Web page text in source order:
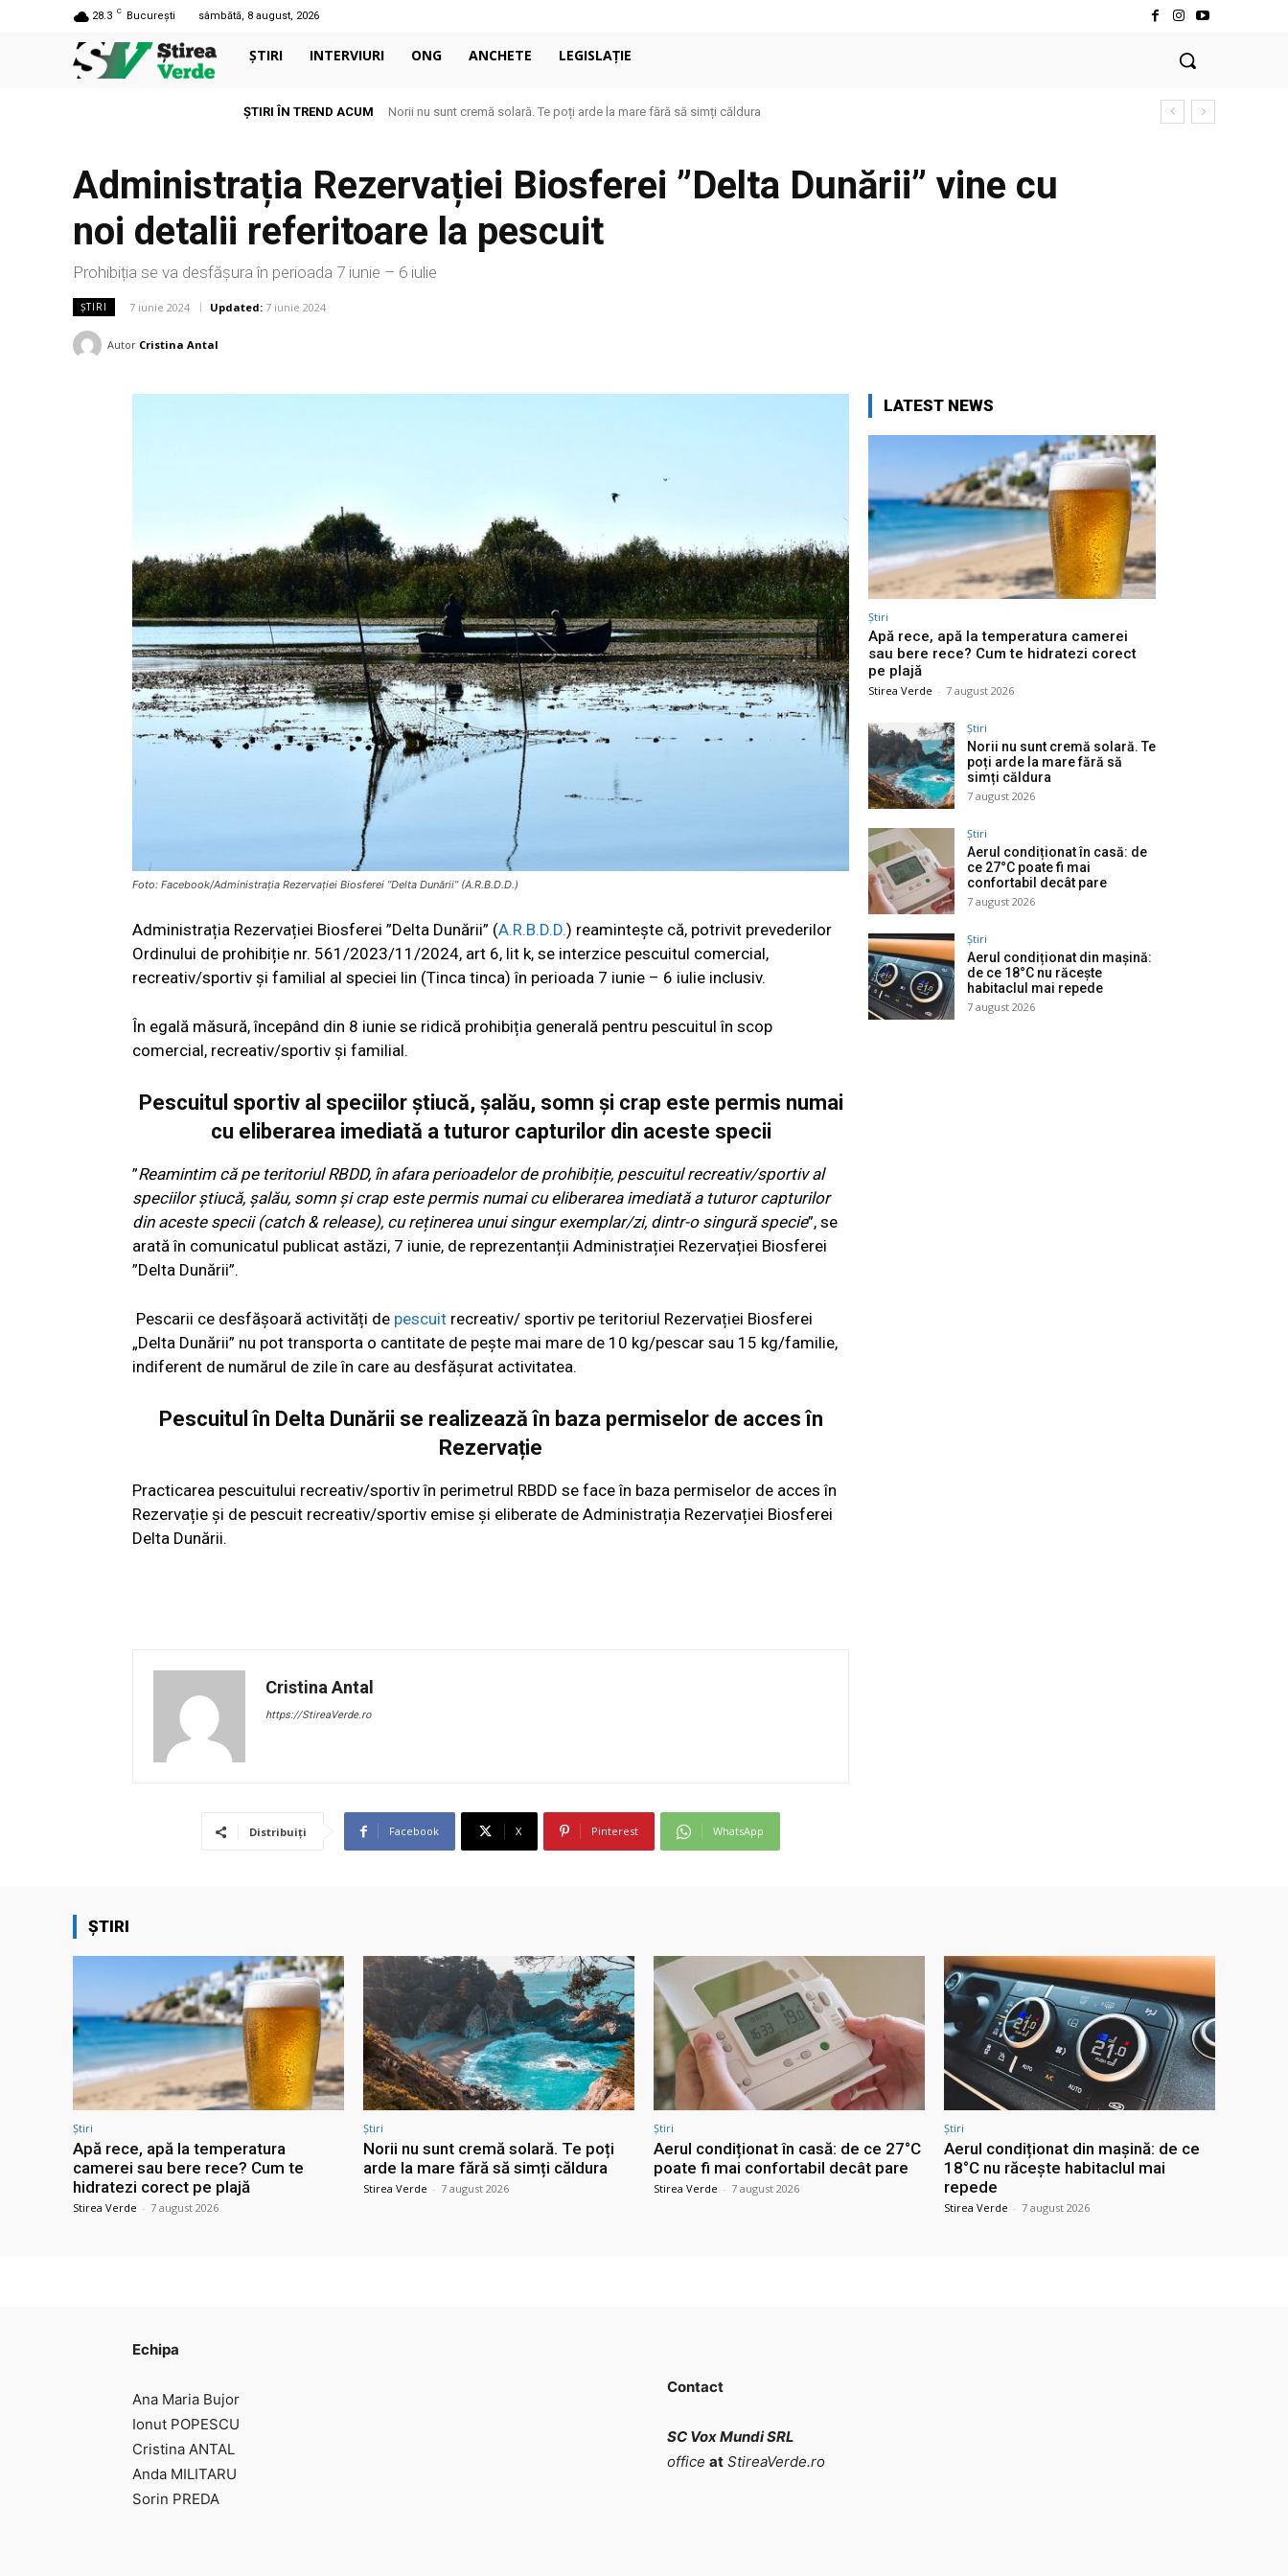
28.3 C București sâmbătă, 8 august, 2026
ȘTIRI INTERVIURI ONG ANCHETE LEGISLAȚIE
ȘTIRI ÎN TREND ACUMNorii nu sunt cremă solară. Te poți arde la mare fără să simți căldura
Aerul condiționat în casă: de ce 27°C poate fi mai confortabil decât pare
Administrația Rezervației Biosferei ”Delta Dunării” vine cu
noi detalii referitoare la pescuit
Prohibiția se va desfășura în perioada 7 iunie – 6 iulie
ȘTIRI 7 iunie 2024 Updated: 7 iunie 2024
Autor Cristina Antal
Foto: Facebook/Administrația Rezervației Biosferei ”Delta Dunării” (A.R.B.D.D.)
Administrația Rezervației Biosferei ”Delta Dunării” (A.R.B.D.D.) reamintește că, potrivit prevederilor
Ordinului de prohibiție nr. 561/2023/11/2024, art 6, lit k, se interzice pescuitul comercial,
recreativ/sportiv și familial al speciei lin (Tinca tinca) în perioada 7 iunie – 6 iulie inclusiv.
În egală măsură, începând din 8 iunie se ridică prohibiția generală pentru pescuitul în scop
comercial, recreativ/sportiv și familial.
Pescuitul sportiv al speciilor știucă, șalău, somn și crap este permis numai
cu eliberarea imediată a tuturor capturilor din aceste specii
”Reamintim că pe teritoriul RBDD, în afara perioadelor de prohibiție, pescuitul recreativ/sportiv al
speciilor știucă, șalău, somn și crap este permis numai cu eliberarea imediată a tuturor capturilor
din aceste specii (catch & release), cu reținerea unui singur exemplar/zi, dintr-o singură specie”, se
arată în comunicatul publicat astăzi, 7 iunie, de reprezentanții Administrației Rezervației Biosferei
”Delta Dunării”.
Pescarii ce desfășoară activități de pescuit recreativ/ sportiv pe teritoriul Rezervației Biosferei
„Delta Dunării” nu pot transporta o cantitate de pește mai mare de 10 kg/pescar sau 15 kg/familie,
indiferent de numărul de zile în care au desfășurat activitatea.
Pescuitul în Delta Dunării se realizează în baza permiselor de acces în
Rezervație
Practicarea pescuitului recreativ/sportiv în perimetrul RBDD se face în baza permiselor de acces în
Rezervație și de pescuit recreativ/sportiv emise și eliberate de Administrația Rezervației Biosferei
Delta Dunării.
Cristina Antal
https://StireaVerde.ro
Distribuiți Facebook X Pinterest WhatsApp
LATEST NEWS
Știri
Apă rece, apă la temperatura camerei
sau bere rece? Cum te hidratezi corect
pe plajă
Stirea Verde - 7 august 2026
Știri
Norii nu sunt cremă solară. Te
poți arde la mare fără să
simți căldura
7 august 2026
Știri
Aerul condiționat în casă: de
ce 27°C poate fi mai
confortabil decât pare
7 august 2026
Știri
Aerul condiționat din mașină:
de ce 18°C nu răcește
habitaclul mai repede
7 august 2026
ȘTIRI
Știri
Apă rece, apă la temperatura
camerei sau bere rece? Cum te
hidratezi corect pe plajă
Stirea Verde - 7 august 2026
Știri
Norii nu sunt cremă solară. Te poți
arde la mare fără să simți căldura
Stirea Verde - 7 august 2026
Știri
Aerul condiționat în casă: de ce 27°C
poate fi mai confortabil decât pare
Stirea Verde - 7 august 2026
Știri
Aerul condiționat din mașină: de ce
18°C nu răcește habitaclul mai
repede
Stirea Verde - 7 august 2026
Echipa
Ana Maria Bujor
Ionut POPESCU
Cristina ANTAL
Anda MILITARU
Sorin PREDA
Contact
SC Vox Mundi SRL
office at StireaVerde.ro